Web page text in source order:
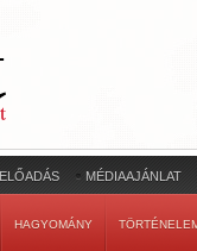
ELŐADÁS MÉDIAAJÁNLAT
HAGYOMÁNY